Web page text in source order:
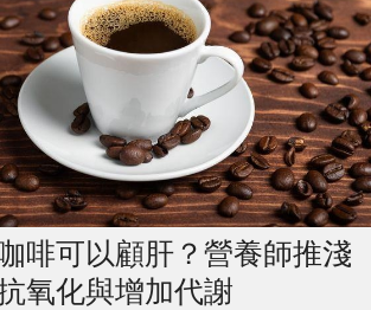
啡可以顧肝？營養師推淺
氧化與增加代謝